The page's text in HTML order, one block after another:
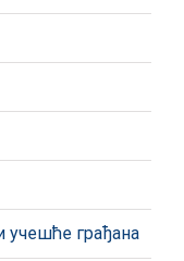
учешће грађана